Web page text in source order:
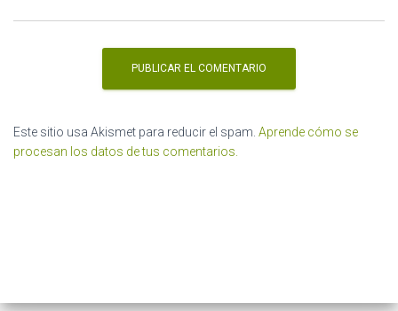
Este sitio usa Akismet para reducir el spam. Aprende cómo se
procesan los datos de tus comentarios.